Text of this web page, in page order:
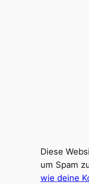
Diese
um Spam
wie deine